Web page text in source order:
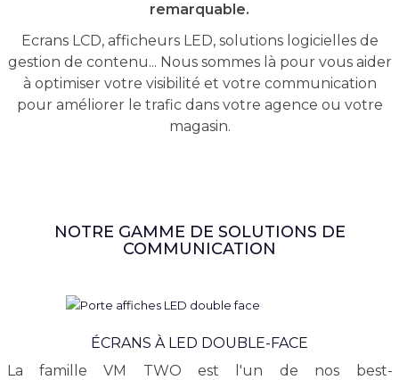
remarquable.
Ecrans LCD, afficheurs LED, solutions logicielles de
gestion de contenu... Nous sommes là pour vous aider
à optimiser votre visibilité et votre communication
pour améliorer le trafic dans votre agence ou votre
magasin.
NOTRE GAMME DE SOLUTIONS DE
COMMUNICATION
ÉCRANS À LED DOUBLE-FACE
La famille VM TWO est l'un de nos best-